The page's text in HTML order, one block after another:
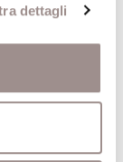
dettagli
Gitai